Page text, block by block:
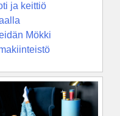
ja keittiö
Mökki